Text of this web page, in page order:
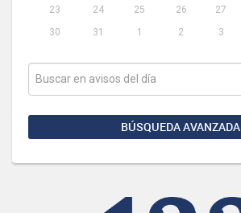
23
24 25 26 27
30
31 1 2 3
BÚSQUEDA AVANZADA